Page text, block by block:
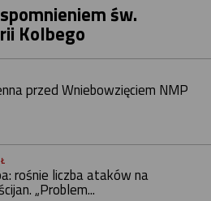
św.
Kolbego
przed Wniebowzięciem NMP
rośnie liczba ataków na
„Problem...